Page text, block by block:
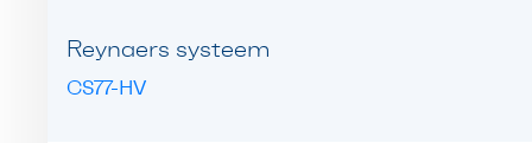
Reynaers systeem
CS77-HV